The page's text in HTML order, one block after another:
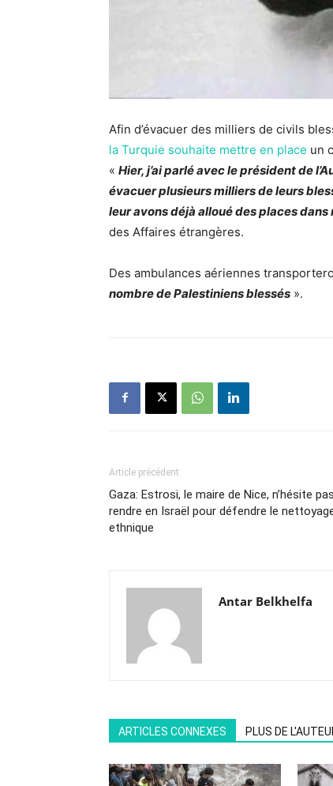
Afin d’évacuer des milliers de civils
la Turquie souhaite mettre en place un
« Hier, j’ai parlé avec le président de
évacuer plusieurs milliers de leurs
leur avons déjà alloué des places dans
des Affaires étrangères.
Des ambulances aériennes
nombre de Palestiniens blessés ».
Article précédent
Gaza: Estrosi, le maire de Nice, n’hésite
rendre en Israël pour défendre le
ethnique
Antar Belkhelfa
ARTICLES CONNEXES PLUS DE